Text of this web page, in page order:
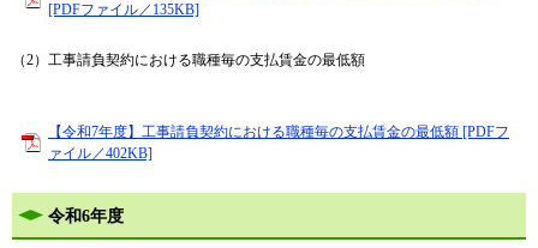
[PDFファイル／135KB]
（2）工事請負契約における職種毎の支払賃金の最低額
【令和7年度】工事請負契約における職種毎の支払賃金の最低額 [PDFフ
ァイル／402KB]
令和6年度